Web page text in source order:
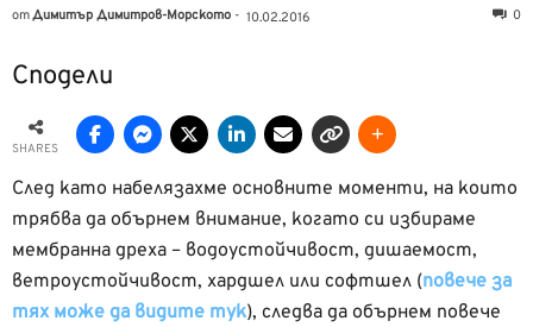
отДимитър Димитров-Морското - 10.02.2016 0
Сподели
SHARES
След като набелязахме основните моменти, на които
трябва да обърнем внимание, когато си избираме
мембранна дреха – водоустойчивост, дишаемост,
ветроустойчивост, хардшел или софтшел (повече за
тях може да видите тук), следва да обърнем повече